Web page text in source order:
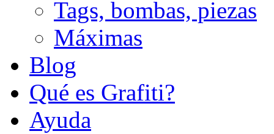
Tags, bombas, piezas
Máximas
Blog
Qué es Grafiti?
Ayuda